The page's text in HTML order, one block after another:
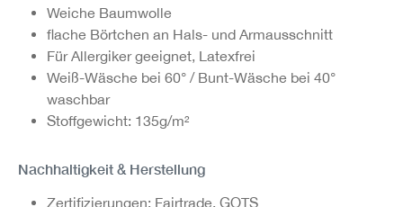
Weiche Baumwolle
flache Börtchen an Hals- und Armausschnitt
Für Allergiker geeignet, Latexfrei
Weiß-Wäsche bei 60° / Bunt-Wäsche bei 40°
waschbar
Stoffgewicht: 135g/m²
Nachhaltigkeit & Herstellung
Zertifizierungen: Fairtrade, GOTS